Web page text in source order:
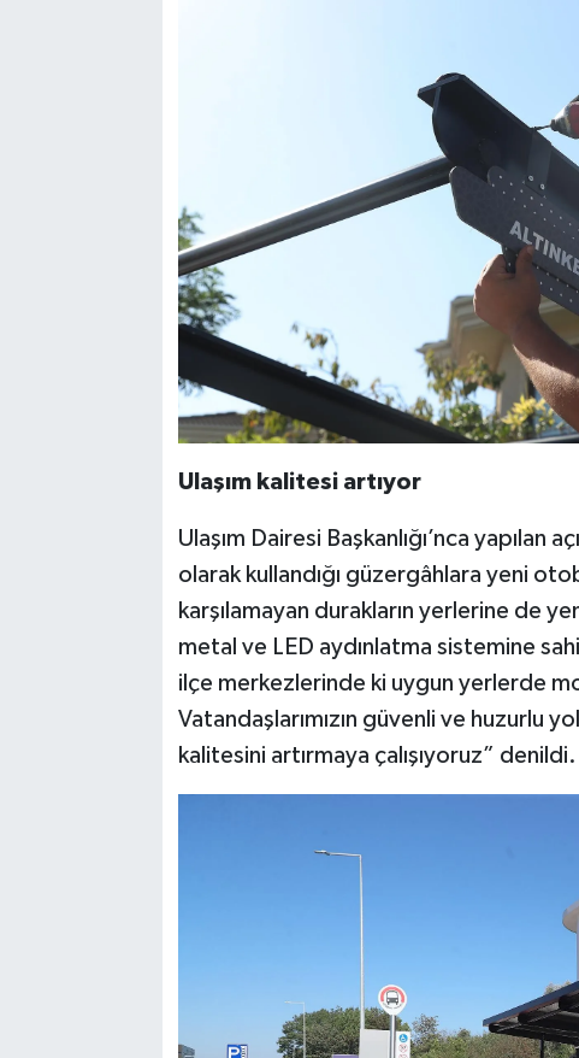
Ulaşım kalitesi artıyor
Ulaşım Dairesi Başkanlığı’nca yapılan
olarak kullandığı güzergâhlara yeni
karşılamayan durakların yerlerine de
metal ve LED aydınlatma sistemine
ilçe merkezlerinde ki uygun yerlerde
Vatandaşlarımızın güvenli ve huzurlu
kalitesini artırmaya çalışıyoruz” denildi.